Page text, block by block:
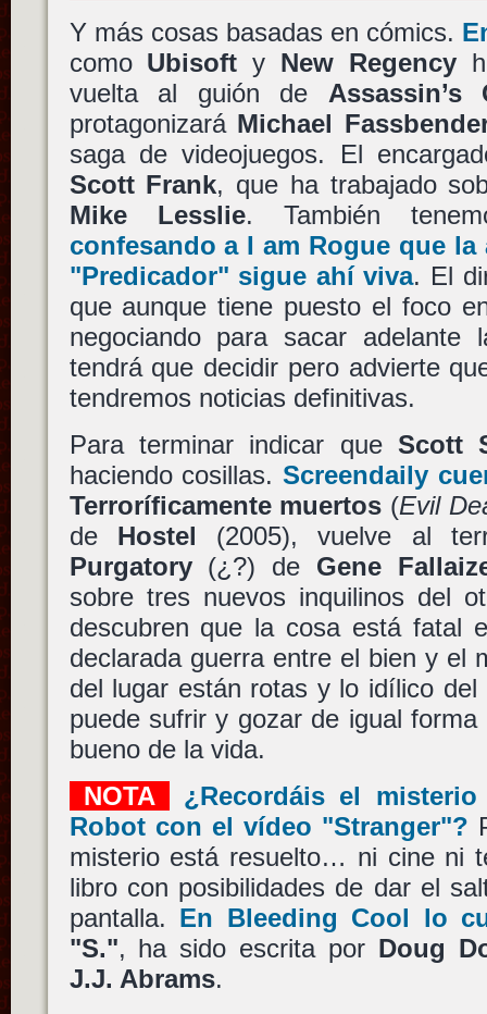
Y más cosas basadas en cómics.
como Ubisoft y New Regency
vuelta al guión de Assassin’s
protagonizará Michael
saga de videojuegos. El
Scott Frank, que ha trabajado
Mike Lesslie. También
confesando a I am Rogue que
"Predicador" sigue ahí viva. El
que aunque tiene puesto el foco
negociando para sacar
tendrá que decidir pero advierte
tendremos noticias definitivas.
Para terminar indicar queScott
haciendo cosillas.Screendaily
Terroríficamente muertos (Evil
de Hostel (2005), vuelve al
Purgatory(¿?) de Gene
sobre tres nuevos inquilinos del
descubren que la cosa está fatal
declarada guerra entre el bien y el
del lugar están rotas y lo idílico
puede sufrir y gozar de igual
bueno de la vida.
NOTA
¿Recordáis el
Robot con el vídeo "Stranger"?
misterio está resuelto… ni cine ni
libro con posibilidades de dar el
pantalla. En Bleeding Cool lo
"S.", ha sido escrita por Doug
J.J. Abrams.